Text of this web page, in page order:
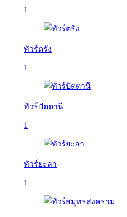
1
ทัวร์ตรัง
1
ทัวร์ปัตตานี
1
ทัวร์ยะลา
1